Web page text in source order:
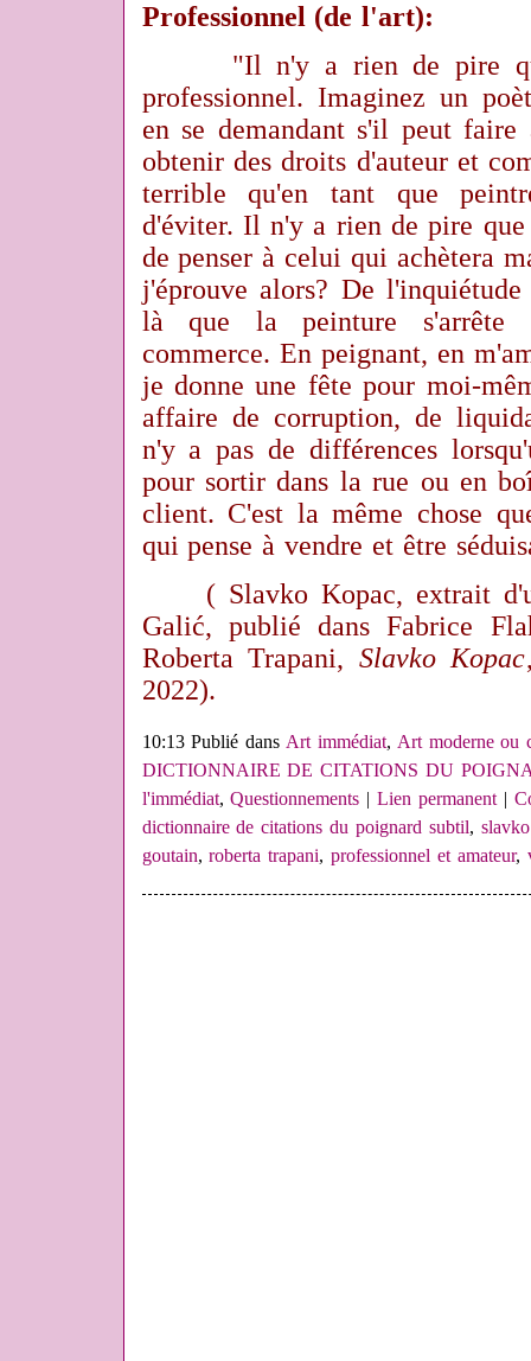
Professionnel (de l'art):
"Il n'y a rien de pire
professionnel. Imaginez un
en se demandant s'il peut
obtenir des droits d'auteur et
terrible qu'en tant que
d'éviter. Il n'y a rien de pire
de penser à celui qui achètera
j'éprouve alors? De
là que la peinture s'arrête
commerce. En peignant, en
je donne une fête pour moi-
affaire de corruption, de
n'y a pas de différences
pour sortir dans la rue ou en
client. C'est la même chose
qui pense à vendre et être
( Slavko Kopac, extrait
Galić, publié dans Fabrice
Roberta Trapani, Slavko Kopac
2022).
10:13 Publié dansArt immédiat, Art moderne ou
DICTIONNAIRE DE CITATIONS DU
l'immédiat,Questionnements |Lien permanent|
dictionnaire de citations du poignard subtil,
goutain,roberta trapani,professionnel et amateur,